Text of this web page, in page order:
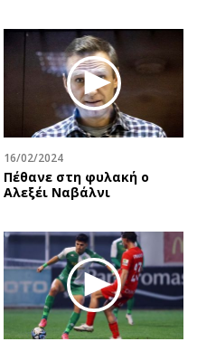
16/02/2024
Πέθανε στη φυλακή ο
Αλεξέι Ναβάλνι